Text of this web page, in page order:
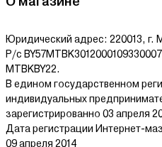
выхлопа и работает
Мощность двигателя вне
варьируется от 550 до 1950
оптимальный инструмент
профессионального
Eland значительно сокращает
счет большого диаметра
кошения может поручиться
Юридический адрес: 220013, г.
Р/с
MTBKBY22.
В едином государственном
индивидуальных
зарегистрированно 03 апреля
Дата регистрации Интернет-
09 апреля 2014